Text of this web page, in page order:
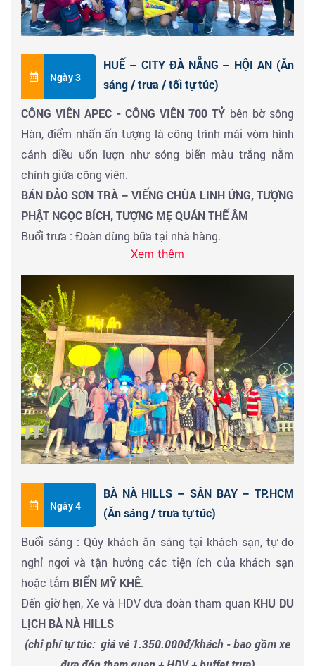
kính củaNGỌ MÔN, ĐIỆN THÁI HÒA, NHÀ HÁT DUYỆT
THỊ ĐƯỜNG, VƯỜN CƠ HẠ, THÁI BÌNH LÂU, LẦU TỨ
PHƯƠNG VÔ SỰ …
Viếng thăm CHÙA THIÊN MỤ
Check-in chụp hìnhCẦU ĐI BỘ LÁT GỖ LIM 64 TỶ
Buổi tối : Đoàn ăn tối nhận phòng khách sạnKHÁCH
SẠN 3SAO nghỉ ngơi. Tự do khám phá cố đô Huế về
đêm, hoặc cùng HDV khám phá cố đô huế về đêm với
chương trình: Dạo thuyền nghe
HƯƠNG(chi phí tự túc)
Ngày 3
HUẾ – CITY ĐÀ NẴNG – HỘI AN (Ăn
sáng / trưa / tối tự túc)
CÔNG VIÊN APEC - CÔNG VIÊN 700 TỶ bên bờ sông
Hàn, điểm nhấn ấn tượng là công trình mái vòm hình
cánh diều uốn lượn như sóng biển màu trắng nằm
chính giữa công viên.
BÁN ĐẢO SƠN TRÀ – VIẾNG CHÙA LINH ỨNG, TƯỢNG
PHẬT NGỌC BÍCH, TƯỢNG MẸ QUÁN THẾ ÂM
Buổi trưa : Đoàn dùng bữa tại nhà hàng.
Buổi chiều : Đoàn tham quan
Buổi sáng : Đoàn ăn sáng, làm thủ tục trả phòng
khách sạn.
Đến giờ hẹn, Xe và HDV đưa Qúy khách trở về thành
phốĐÀ NẴNG. Trải nghiệm“CITY TOUR”nơi được
mệnh danh “Thành phố đáng sống” với các điểm
không thể bỏ qua như :
Dạo phố chụp hình tạiCÔNG VIÊN CÁ CHÉP HÓA
RỒNG CẠNH BỜ SÔNG HÀN.
Check in chụp hìnhCẦU TÌNH YÊUvới khung cảnh
trên cầu vô cùng lãng mạn, với những cây cột đèn
hình trái tim, những chiếc khóa bên hai lan can cầu
minh chứng cho tình yêu của rất nhiều cặp đôi từ mọi
miền đất nước.
Buổi trưa : Đoàn dùng bữa tại nhà hàng.
Buổi chiều : Đoàn tham quan
NÚI NGŨ HÀNH SƠN,CHÙA TAM THAI, ĐỘNG HUYỀN
KHÔNG, ĐỘNG TÀNG CHƠN (chi phí tự túc)
LÀNG NGHỀ ĐÁ NON NƯỚC
khắc đá
Xem thêm
Ngày 4
BÀ NÀ HILLS – SÂN BAY – TP.HCM
(Ăn sáng / trưa tự túc)
Buổi sáng : Qúy khách ăn sáng tại khách sạn, tự do
nghỉ ngơi và tận hưởng các tiện ích của khách sạn
hoặc tắm BIỂN MỸ KHÊ.
Đến giờ hẹn, Xe và HDV đưa đoàn tham quan KHU DU
LỊCH BÀ NÀ HILLS
(chi phí tự túc: giá vé 1.350.000đ/khách - bao gồm xe